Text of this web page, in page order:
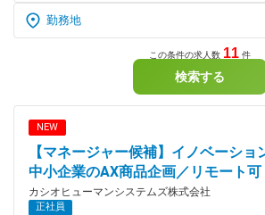
気軽に相談してみませんか？
dodaの使い方は？
ヘルプ
この条件の求人数 11 件
検索する
NEW
【マネージャー候補】イノベーショ
中小企業のAX商品企画／リモート可
カシオヒューマンシステムズ株式会社
正社員